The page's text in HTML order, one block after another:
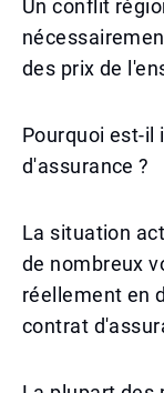
Un conflit
des prix de
Pourquoi est-il
d'assurance ?
La situation
de nombreux
réellement en
contrat